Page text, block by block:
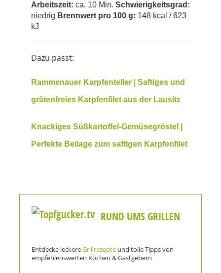
Arbeitszeit: ca. 10 Min. Schwierigkeitsgrad:
niedrig Brennwert pro 100 g: 148 kcal / 623
kJ
Dazu passt:
Rammenauer Karpfenteller | Saftiges und
grätenfreies Karpfenfilet aus der Lausitz
Knackiges Süßkartoffel-Gemüsegröstel |
Perfekte Beilage zum saftigen Karpfenfilet
RUND UMS GRILLEN
Entdecke leckereGrillrezepte und tolle Tipps von
empfehlenswerten Köchen & Gastgebern